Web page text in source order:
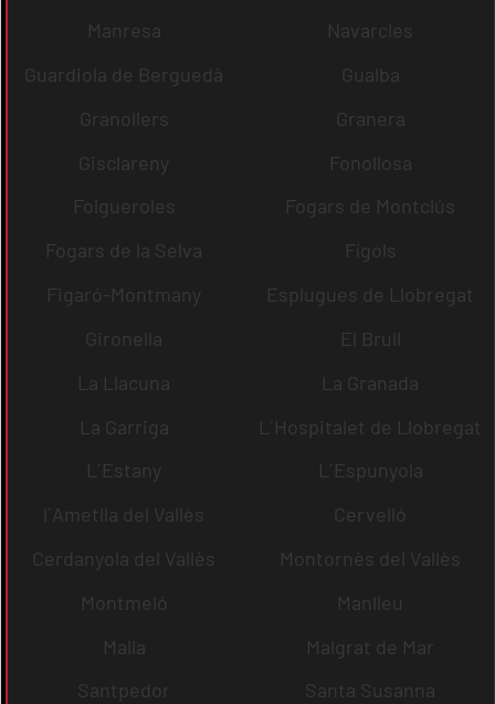
Manresa
Navarcles
Guardiola de Berguedà
Gualba
Granollers
Granera
Gisclareny
Fonollosa
Folgueroles
Fogars de Montclús
Fogars de la Selva
Fígols
Figaró-Montmany
Esplugues de Llobregat
Gironella
El Brull
La Llacuna
La Granada
La Garriga
L´Hospitalet de Llobregat
L´Estany
L´Espunyola
l´Ametlla del Vallès
Cervelló
Cerdanyola del Vallès
Montornès del Vallès
Montmeló
Manlleu
Malla
Malgrat de Mar
Santpedor
Santa Susanna